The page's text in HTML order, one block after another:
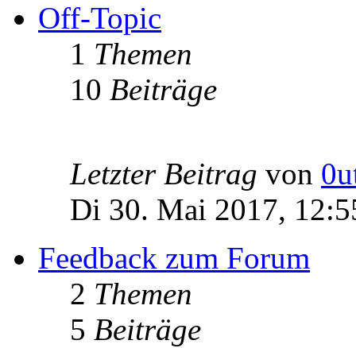
Off-Topic
1 Themen
10 Beiträge
Letzter Beitrag von
Di 30. Mai 2017,
Feedback zum Forum
2 Themen
5 Beiträge